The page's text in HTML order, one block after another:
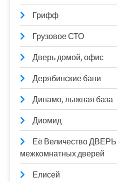
Грифф
Грузовое СТО
Дверь домой, офис
Дерябинские бани
Динамо, лыжная база
Диомид
Её Величество
межкомнатных дверей
Елисей